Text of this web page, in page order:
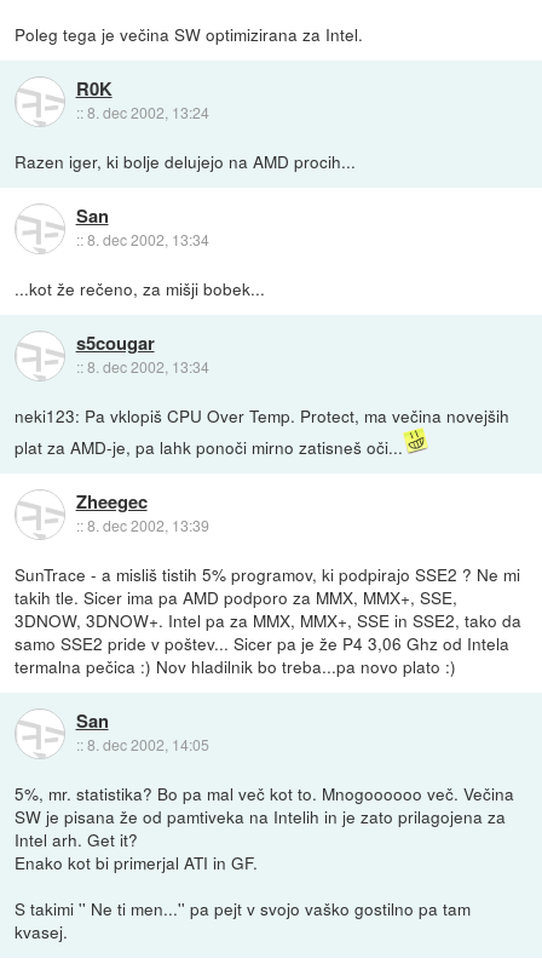
Poleg tega je večina SW optimizirana za Intel.
R0K
::8. dec 2002, 13:24
Razen iger, ki bolje delujejo na AMD procih...
San
::8. dec 2002, 13:34
...kot že rečeno, za mišji bobek...
s5cougar
::8. dec 2002, 13:34
neki123: Pa vklopiš CPU Over Temp. Protect, ma večina novejših
plat za AMD-je, pa lahk ponoči mirno zatisneš oči...
Zheegec
::8. dec 2002, 13:39
SunTrace - a misliš tistih 5% programov, ki podpirajo SSE2 ? Ne mi
takih tle. Sicer ima pa AMD podporo za MMX, MMX+, SSE,
3DNOW, 3DNOW+. Intel pa za MMX, MMX+, SSE in SSE2, tako da
samo SSE2 pride v poštev... Sicer pa je že P4 3,06 Ghz od Intela
termalna pečica :) Nov hladilnik bo treba...pa novo plato :)
San
::8. dec 2002, 14:05
5%, mr. statistika? Bo pa mal več kot to. Mnogoooooo več. Večina
SW je pisana že od pamtiveka na Intelih in je zato prilagojena za
Intel arh. Get it?
Enako kot bi primerjal ATI in GF.
S takimi '' Ne ti men...'' pa pejt v svojo vaško gostilno pa tam
kvasej.